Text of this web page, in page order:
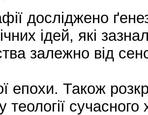
досліджено
ідей, які
залежно від
епохи. Також
теології